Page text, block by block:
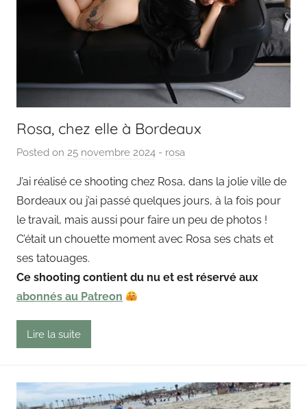
Rosa, chez elle à Bordeaux
Posted on 25 novembre 2024 b
P
a
i
n
o
- rosa
J’ai réalisé ce shooting chez Rosa, dans la jolie ville de
Bordeaux ou j’ai passé quelques jours, à la fois pour
le travail, mais aussi pour faire un peu de photos !
C’était un chouette moment avec Rosa ses chats et
ses tatouages.
Ce shooting contient du nu et est réservé aux
abonnés au Patreon
Lire la suite